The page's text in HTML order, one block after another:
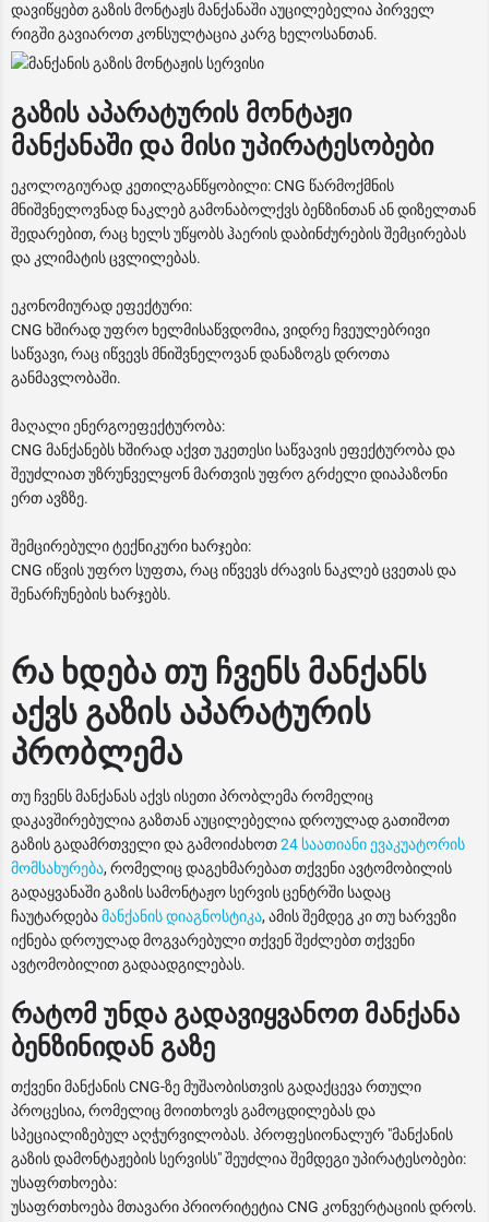
დავიწყებთ გაზის მონტაჟს მანქანაში აუცილებელია პირველ
რიგში გავიაროთ კონსულტაცია კარგ ხელოსანთან.
გაზის აპარატურის მონტაჟი
მანქანაში და მისი უპირატესობები
ეკოლოგიურად კეთილგანწყობილი: CNG წარმოქმნის
მნიშვნელოვნად ნაკლებ გამონაბოლქვს ბენზინთან ან დიზელთან
შედარებით, რაც ხელს უწყობს ჰაერის დაბინძურების შემცირებას
და კლიმატის ცვლილებას.
ეკონომიურად ეფექტური:
CNG ხშირად უფრო ხელმისაწვდომია, ვიდრე ჩვეულებრივი
საწვავი, რაც იწვევს მნიშვნელოვან დანაზოგს დროთა
განმავლობაში.
მაღალი ენერგოეფექტურობა:
CNG მანქანებს ხშირად აქვთ უკეთესი საწვავის ეფექტურობა და
შეუძლიათ უზრუნველყონ მართვის უფრო გრძელი დიაპაზონი
ერთ ავზზე.
შემცირებული ტექნიკური ხარჯები:
CNG იწვის უფრო სუფთა, რაც იწვევს ძრავის ნაკლებ ცვეთას და
შენარჩუნების ხარჯებს.
რა ხდება თუ ჩვენს მანქანს
აქვს გაზის აპარატურის
პრობლემა
თუ ჩვენს მანქანას აქვს ისეთი პრობლემა რომელიც
დაკავშირებულია გაზთან აუცილებელია დროულად გათიშოთ
გაზის გადამრთველი და გამოიძახოთ24 საათიანი ევაკუატორის
მომსახურება, რომელიც დაგეხმარებათ თქვენი ავტომობილის
გადაყვანაში გაზის სამონტაჟო სერვის ცენტრში სადაც
ჩაუტარდებამანქანის დიაგნოსტიკა, ამის შემდეგ კი თუ ხარვეზი
იქნება დროულად მოგვარებული თქვენ შეძლებთ თქვენი
ავტომობილით გადაადგილებას.
რატომ უნდა გადავიყვანოთ მანქანა
ბენზინიდან გაზე
თქვენი მანქანის CNG-ზე მუშაობისთვის გადაქცევა რთული
პროცესია, რომელიც მოითხოვს გამოცდილებას და
სპეციალიზებულ აღჭურვილობას. პროფესიონალურ "მანქანის
გაზის დამონტაჟების სერვისს" შეუძლია შემდეგი უპირატესობები:
უსაფრთხოება:
უსაფრთხოება მთავარი პრიორიტეტია CNG კონვერტაციის დროს.